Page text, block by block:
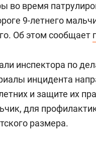
во время
9-летнего
Об этом сообщает
инспектора по
инцидента
и защите их
для
размера.
Рекомендуем
150 камер
ID вместо